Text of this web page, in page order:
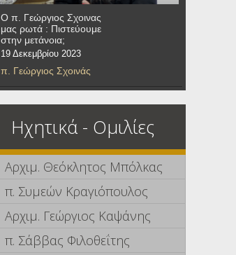
Ο π. Γεώργιος Σχοινας
μας ρωτά : Πιστεύουμε
στην μετάνοια;
19 Δεκεμβρίου 2023
π. Γεώργιος Σχοινάς
Ηχητικά - Ομιλίες
Αρχιμ. Θεόκλητος Μπόλκας
π. Συμεών Κραγιόπουλος
Αρχιμ. Γεώργιος Καψάνης
π. Σάββας Φιλοθεΐτης